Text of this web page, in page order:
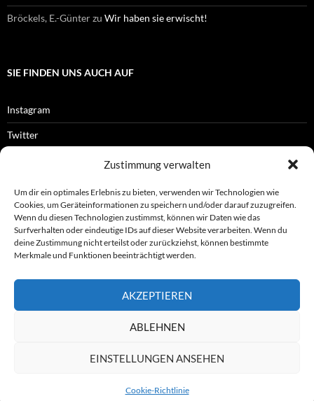
Zustimmung verwalten
Um dir ein optimales Erlebnis zu bieten, verwenden wir Technologien wie
Cookies, um Geräteinformationen zu speichern und/oder darauf zuzugreifen.
Wenn du diesen Technologien zustimmst, können wir Daten wie das
Surfverhalten oder eindeutige IDs auf dieser Website verarbeiten. Wenn du
deine Zustimmung nicht erteilst oder zurückziehst, können bestimmte
Merkmale und Funktionen beeinträchtigt werden.
AKZEPTIEREN
ABLEHNEN
EINSTELLUNGEN ANSEHEN
Cookie-Richtlinie
Bröckels, E.-Günterzu Wir haben sie erwischt!
SIE FINDEN UNS AUCH AUF
Instagram
Twitter
OFFIZIELLES
Impressum